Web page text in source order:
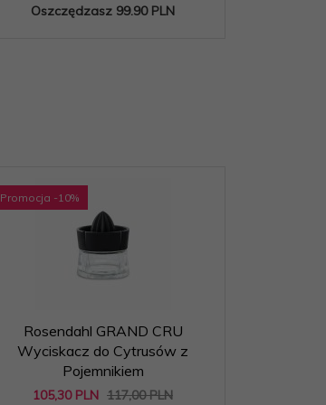
Oszczędzasz 99.90 PLN
Promocja -10%
Rosendahl GRAND CRU
Wyciskacz do Cytrusów z
Pojemnikiem
105,30 PLN 117,00 PLN